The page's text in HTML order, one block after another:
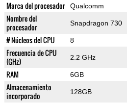
Marca del procesador Qualcomm
Nombre del
procesador
Snapdragon 730
# Núcleos del CPU 8
Frecuencia de CPU
(GHz)
2.2 GHz
RAM 6GB
Almacenamiento
incorporado
128GB